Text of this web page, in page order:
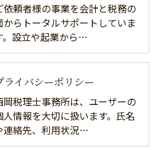
依頼者様の事業を会計と税務の
からトータルサポートしていま
。設立や起業から…
ライバシーポリシー
岡税理士事務所は、ユーザーの
人情報を大切に扱います。氏名
連絡先、利用状況…